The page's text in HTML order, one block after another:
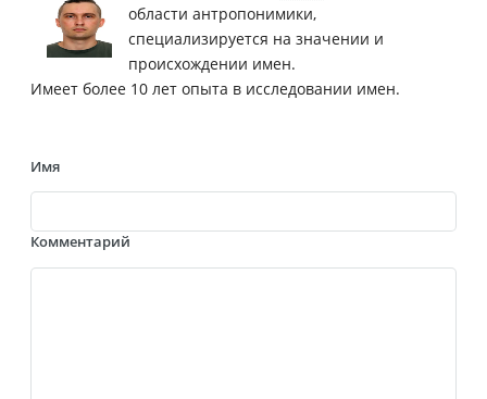
области антропонимики,
специализируется на значении и
происхождении имен.
Имеет более 10 лет опыта в исследовании имен.
Имя
Комментарий